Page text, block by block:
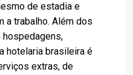
de estadia e
a trabalho. Além dos
hotelaria brasileira é
extras, de